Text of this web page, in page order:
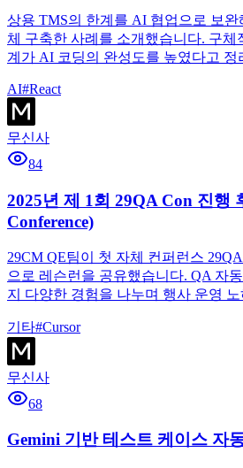
상용 TMS의 한계를 AI 협업으로 보완
체 구축한 사례를 소개했습니다. 구체
계가 AI 코딩의 완성도를 높였다고 정
AI#React
무신사
84
2025년 제 1회 29QA Con 진행
Conference)
29CM QE팀이 첫 자체 컨퍼런스
으로 레슨런을 공유했습니다. QA 자
지 다양한 경험을 나누며 행사 운영
기타#Cursor
무신사
68
Gemini 기반 테스트 케이스 자